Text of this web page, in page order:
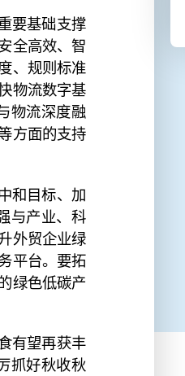
要基础支撑
全高效、智
、规则标准
物流数字基
物流深度融
方面的支持
和目标、加
与产业、科
外贸企业绿
平台。要拓
绿色低碳产
有望再获丰
抓好秋收秋